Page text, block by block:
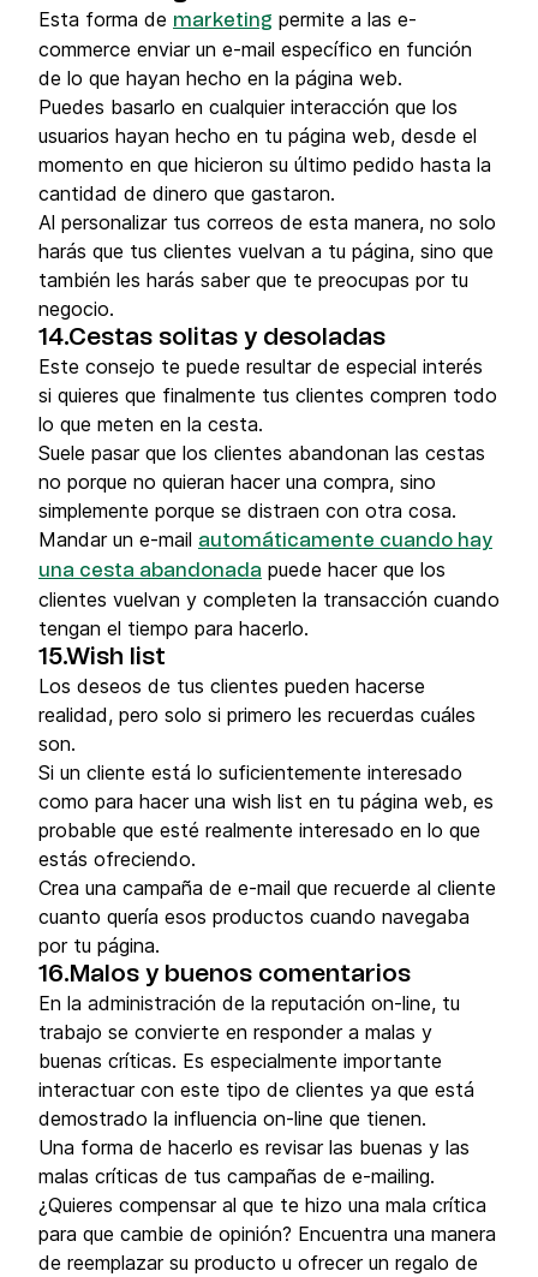
Esta forma de marketing permite a las e-
commerce enviar un e-mail específico en función
de lo que hayan hecho en la página web.
Puedes basarlo en cualquier interacción que los
usuarios hayan hecho en tu página web, desde el
momento en que hicieron su último pedido hasta la
cantidad de dinero que gastaron.
Al personalizar tus correos de esta manera, no solo
harás que tus clientes vuelvan a tu página, sino que
también les harás saber que te preocupas por tu
negocio.
14.Cestas solitas y desoladas
Este consejo te puede resultar de especial interés
si quieres que finalmente tus clientes compren todo
lo que meten en la cesta.
Suele pasar que los clientes abandonan las cestas
no porque no quieran hacer una compra, sino
simplemente porque se distraen con otra cosa.
Mandar un e-mail automáticamente cuando hay
una cesta abandonada puede hacer que los
clientes vuelvan y completen la transacción cuando
tengan el tiempo para hacerlo.
15.Wish list
Los deseos de tus clientes pueden hacerse
realidad, pero solo si primero les recuerdas cuáles
son.
Si un cliente está lo suficientemente interesado
como para hacer una wish list en tu página web, es
probable que esté realmente interesado en lo que
estás ofreciendo.
Crea una campaña de e-mail que recuerde al cliente
cuanto quería esos productos cuando navegaba
por tu página.
16.Malos y buenos comentarios
En la administración de la reputación on-line, tu
trabajo se convierte en responder a malas y
buenas críticas. Es especialmente importante
interactuar con este tipo de clientes ya que está
demostrado la influencia on-line que tienen.
Una forma de hacerlo es revisar las buenas y las
malas críticas de tus campañas de e-mailing.
¿Quieres compensar al que te hizo una mala crítica
para que cambie de opinión? Encuentra una manera
de reemplazar su producto u ofrecer un regalo de